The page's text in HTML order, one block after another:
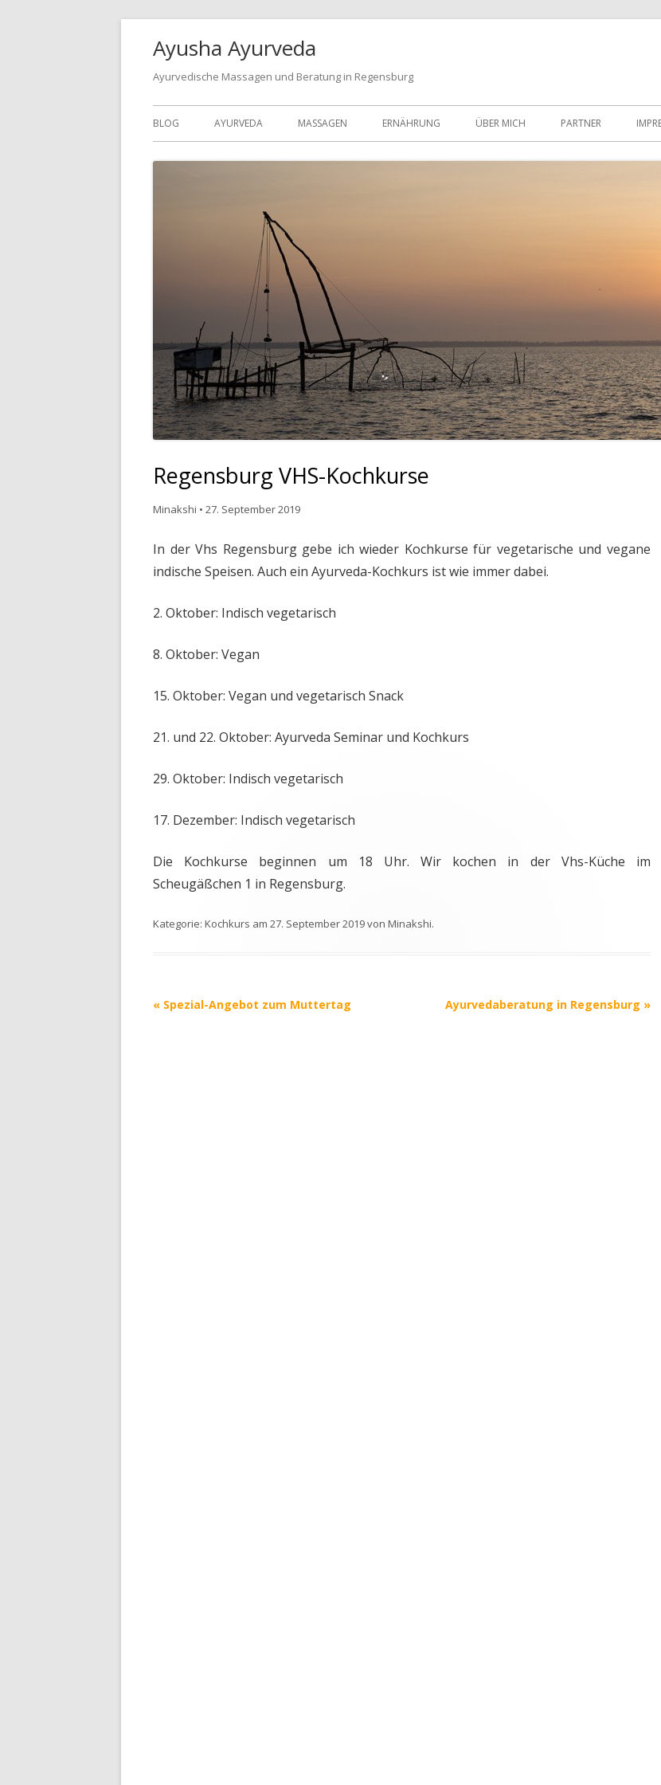
Ayusha Ayurveda
Ayurvedische Massagen und Beratung in Regensburg
Zum
Inhalt
BLOG AYURVEDA MASSAGEN ERNÄHRUNG ÜBER MICH PARTNER
Regensburg VHS-Kochkurse
Minakshi • 27. September 2019
In der Vhs Regensburg gebe ich wieder Kochkurse für vegetarische und vegane
indische Speisen. Auch ein Ayurveda-Kochkurs ist wie immer dabei.
2. Oktober: Indisch vegetarisch
8. Oktober: Vegan
15. Oktober: Vegan und vegetarisch Snack
21. und 22. Oktober: Ayurveda Seminar und Kochkurs
29. Oktober: Indisch vegetarisch
17. Dezember: Indisch vegetarisch
Die Kochkurse beginnen um 18 Uhr. Wir kochen in der Vhs-Küche im
Scheugäßchen 1 in Regensburg.
Kategorie: Kochkurs am 27. September 2019von Minakshi.
Beitrags-
« Spezial-Angebot zum Muttertag Ayurvedaberatung in Regensburg »